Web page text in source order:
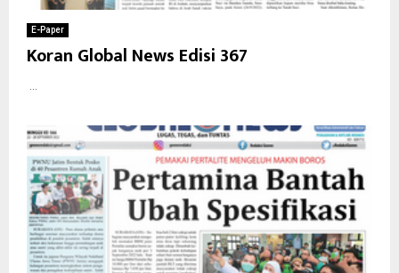
E-Paper
Koran Global News Edisi 367